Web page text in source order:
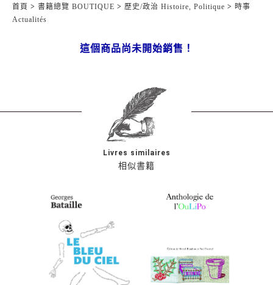
首頁 > 書籍總覽 BOUTIQUE > 歷史/政治 Histoire, Politique > 時事
Actualités
這個商品尚未開始銷售！
相似書籍
Livres similaires